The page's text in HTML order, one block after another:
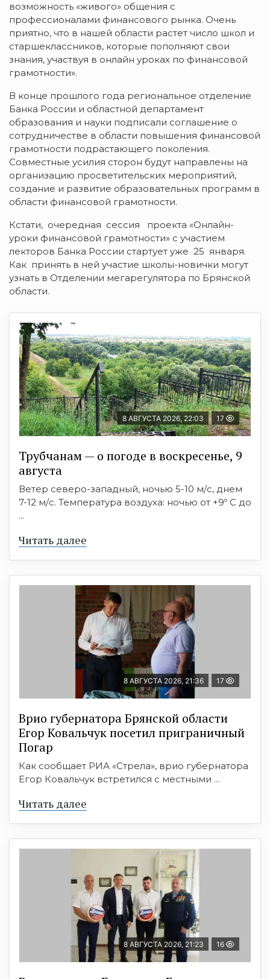
возможность «живого» общения с
профессионалами финансового рынка. Очень
приятно, что в нашей области растет число школ и
старшеклассников, которые пополняют свои
знания, участвуя в онлайн уроках по финансовой
грамотности».
В конце прошлого года региональное отделение
Банка России и областной департамент
образования и науки подписали соглашение о
сотрудничестве в области повышения финансовой
грамотности подрастающего поколения.
Совместные усилия сторон будут направлены на
организацию просветительских мероприятий,
создание и развитие образовательных программ в
области финансовой грамотности.
Кстати, очередная сессия проекта «Онлайн-
уроки финансовой грамотности» с участием
лекторов Банка России стартует уже 25 января.
Как принять в ней участие школы-новички могут
узнать в Отделении мегарегулятора по Брянской
области.
8 АВГУСТА 2026, 22:03 17
Трубчанам — о погоде в воскресенье, 9
августа
Ветер северо-западный, ночью 5-10 м/с, днем
7-12 м/с. Температура воздуха: ночью от +9º C до
...
Читать далее
8 АВГУСТА 2026, 21:36 17
Врио губернатора Брянской области
Егор Ковальчук посетил приграничный
Погар
Как сообщает РИА «Стрела», врио губернатора
Егор Ковальчук встретился с местными ...
Читать далее
8 АВГУСТА 2026, 21:23 16